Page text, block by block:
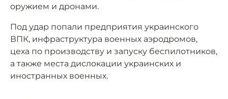
оружием и дронами.
Под удар попали предприятия украинского
ВПК, инфраструктура военных аэродромов,
цеха по производству и запуску беспилотников,
а также места дислокации украинских и
иностранных военных.